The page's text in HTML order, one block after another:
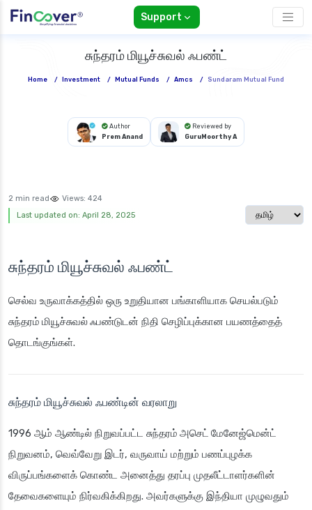
Support
சுந்தரம் மியூச்சுவல் ஃபண்ட்
Home / Investment / Mutual Funds / Amcs / Sundaram Mutual Fund
Author
Prem Anand
Reviewed by
GuruMoorthy A
2 min read Views: 424
Last updated on: April 28, 2025
Select
சுந்தரம் மியூச்சுவல் ஃபண்ட்
செல்வ உருவாக்கத்தில் ஒரு உறுதியான பங்காளியாக செயல்படும்
சுந்தரம் மியூச்சுவல் ஃபண்டுடன் நிதி செழிப்புக்கான பயணத்தைத்
தொடங்குங்கள்.
சுந்தரம் மியூச்சுவல் ஃபண்டின் வரலாறு
1996 ஆம் ஆண்டில் நிறுவப்பட்ட சுந்தரம் அசெட் மேனேஜ்மென்ட்
நிறுவனம், வெவ்வேறு இடர், வருவாய் மற்றும் பணப்புழக்க
விருப்பங்களைக் கொண்ட அனைத்து தரப்பு முதலீட்டாளர்களின்
தேவைகளையும் நிர்வகிக்கிறது. அவர்களுக்கு இந்தியா முழுவதும்